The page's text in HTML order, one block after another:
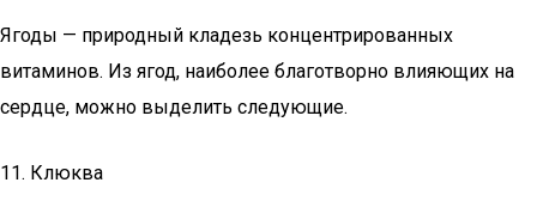
Ягоды — природный кладезь концентрированных
витаминов. Из ягод, наиболее благотворно влияющих на
сердце, можно выделить следующие.
11. Клюква